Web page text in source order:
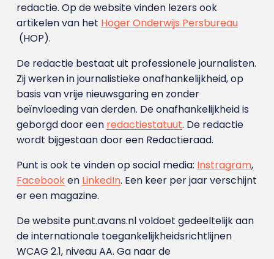
redactie. Op de website vinden lezers ook
artikelen van het Hoger Onderwijs Persbureau
(HOP).
De redactie bestaat uit professionele journalisten.
Zij werken in journalistieke onafhankelijkheid, op
basis van vrije nieuwsgaring en zonder
beïnvloeding van derden. De onafhankelijkheid is
geborgd door een redactiestatuut. De redactie
wordt bijgestaan door een Redactieraad.
Punt is ook te vinden op social media: Instragram,
Facebooken LinkedIn. Een keer per jaar verschijnt
er een magazine.
De website punt.avans.nl voldoet gedeeltelijk aan
de internationale toegankelijkheidsrichtlijnen
WCAG 2.1, niveau AA. Ga naar de